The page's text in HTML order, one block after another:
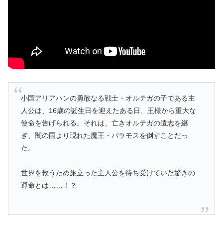
小国アリアハンの勇敢なる戦士・オルテガの子である主
人公は、16歳の誕生日を迎えたある日、王様から重大な
使命を告げられる。それは、亡きオルテガの遺志を継
ぎ、闇の国より現れた魔王・バラモスを倒すことだっ
た。
世界を救うため旅立った主人公を待ち受けていた驚きの
運命とは……！？